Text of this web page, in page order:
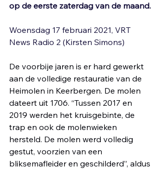
op de eerste zaterdag van de maand.
Woensdag 17 februari 2021, VRT
News Radio 2 (Kirsten Simons)
De voorbije jaren is er hard gewerkt
aan de volledige restauratie van de
Heimolen in Keerbergen. De molen
dateert uit 1706. “Tussen 2017 en
2019 werden het kruisgebinte, de
trap en ook de molenwieken
hersteld. De molen werd volledig
gestut, voorzien van een
bliksemafleider en geschilderd”, aldus